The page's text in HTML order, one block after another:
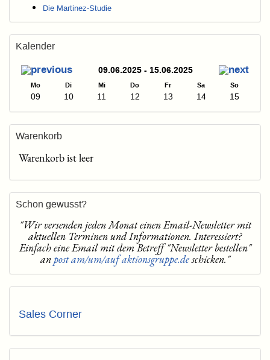
Die Martinez-Studie
Kalender
09.06.2025 - 15.06.2025
Mo Di Mi Do Fr Sa So
09 10 11 12 13 14 15
Warenkorb
Warenkorb ist leer
Schon gewusst?
"Wir versenden jeden Monat einen Email-Newsletter mit
aktuellen Terminen und Informationen. Interessiert?
Einfach eine Email mit dem Betreff "Newsletter bestellen"
anpost am/um/auf aktionsgruppe.deschicken."
Sales Corner